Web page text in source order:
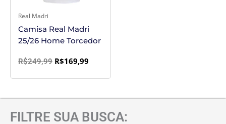
FILTRE SUA BUSCA:
Real Madri
Camisa Real Madri
25/26 Home Torcedor
R$249,99 R$169,99